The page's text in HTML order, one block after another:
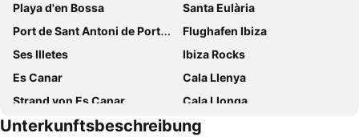
Playa d'en Bossa
Santa Eulària
Port de Sant Antoni de Portmany
Flughafen Ibiza
Ses Illetes
Ibiza Rocks
Es Canar
Cala Llenya
Strand von Es Canar
Cala Llonga
Talamanca
Cala Vadella
Unterkunftsbeschreibung